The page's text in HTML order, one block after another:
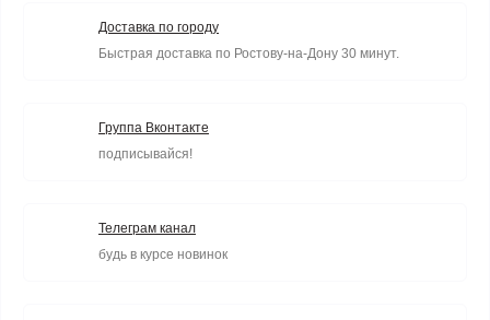
Доставка по городу
Быстрая доставка по Ростову-на-Дону 30 минут.
Группа Вконтакте
подписывайся!
Телеграм канал
будь в курсе новинок